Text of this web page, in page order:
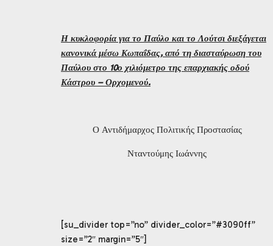
Η κυκλοφορία για το Παύλο και το Λούτσι διεξάγεται
κανονικά μέσω Κωπαΐδας, από τη διασταύρωση του
Παύλου στο 10ο χιλιόμετρο της επαρχιακής οδού
Κάστρου – Ορχομενού.
Ο Αντιδήμαρχος Πολιτικής Προστασίας
Νταντούμης Ιωάννης
[su_divider top=”no” divider_color=”#3090ff”
size=”2″ margin=”5″]